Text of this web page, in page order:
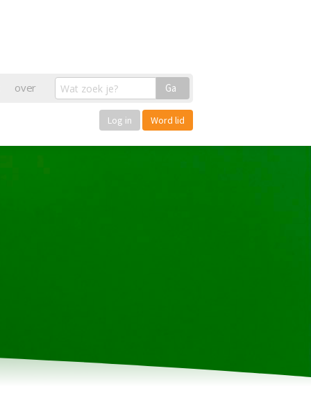
over Ga
Log in Word lid